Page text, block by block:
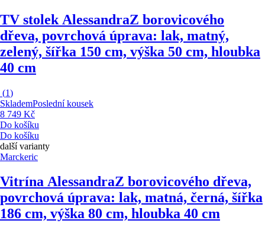
TV stolek AlessandraZ borovicového
dřeva, povrchová úprava: lak, matný,
zelený, šířka 150 cm, výška 50 cm, hloubka
40 cm
(1)
SklademPoslední kousek
8 749 Kč
Do košíku
Do košíku
další varianty
Marckeric
Vitrína AlessandraZ borovicového dřeva,
povrchová úprava: lak, matná, černá, šířka
186 cm, výška 80 cm, hloubka 40 cm